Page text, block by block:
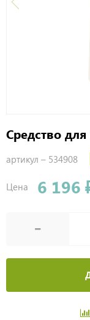
Средство
артикул – 534908
Цена 6 196